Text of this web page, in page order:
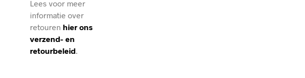
Lees voor meer
informatie over
retouren hier ons
verzend- en
retourbeleid.